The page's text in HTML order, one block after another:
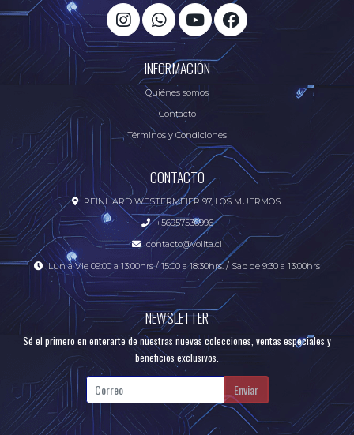
INFORMACIÓN
Quiénes somos
Contacto
Términos y Condiciones
CONTACTO
REINHARD WESTERMEIER 97, LOS MUERMOS.
+56957536996
contacto@vollta.cl
Lun a Vie 09:00 a 13:00hrs / 15:00 a 18:30hrs. / Sab de 9:30 a 13:00hrs
NEWSLETTER
Sé el primero en enterarte de nuestras nuevas colecciones, ventas especiales y
beneficios exclusivos.
Enviar